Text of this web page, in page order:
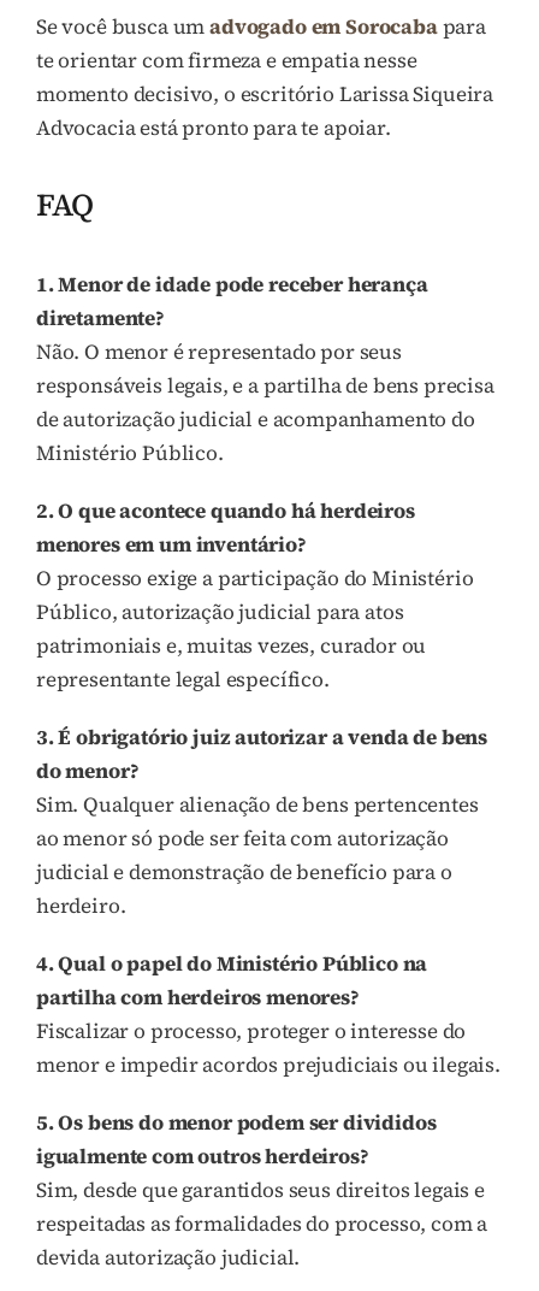
Se você busca umadvogado em Sorocabapara
te orientar com firmeza e empatia nesse
momento decisivo, o escritório Larissa Siqueira
Advocacia está pronto para te apoiar.
FAQ
1. Menor de idade pode receber herança
diretamente?
Não. O menor é representado por seus
responsáveis legais, e a partilha de bens precisa
de autorização judicial e acompanhamento do
Ministério Público.
2. O que acontece quando há herdeiros
menores em um inventário?
O processo exige a participação do Ministério
Público, autorização judicial para atos
patrimoniais e, muitas vezes, curador ou
representante legal específico.
3. É obrigatório juiz autorizar a venda de bens
do menor?
Sim. Qualquer alienação de bens pertencentes
ao menor só pode ser feita com autorização
judicial e demonstração de benefício para o
herdeiro.
4. Qual o papel do Ministério Público na
partilha com herdeiros menores?
Fiscalizar o processo, proteger o interesse do
menor e impedir acordos prejudiciais ou ilegais.
5. Os bens do menor podem ser divididos
igualmente com outros herdeiros?
Sim, desde que garantidos seus direitos legais e
respeitadas as formalidades do processo, com a
devida autorização judicial.